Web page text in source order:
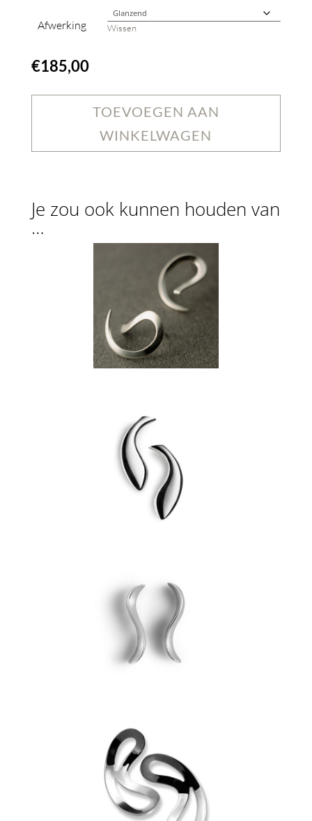
Afwerking Wissen
€185,00
TOEVOEGEN AAN
WINKELWAGEN
Je zou ook kunnen houden van
…